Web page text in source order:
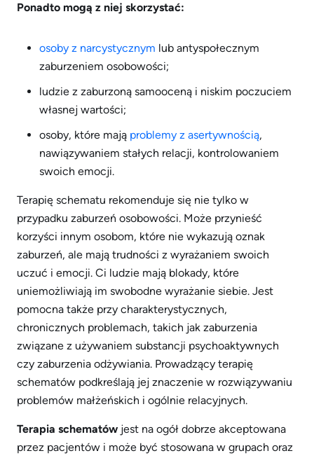
Ponadto mogą z niej skorzystać:
osoby z narcystycznym lub antyspołecznym
zaburzeniem osobowości;
ludzie z zaburzoną samooceną i niskim poczuciem
własnej wartości;
osoby, które mają problemy z asertywnością,
nawiązywaniem stałych relacji, kontrolowaniem
swoich emocji.
Terapię schematu rekomenduje się nie tylko w
przypadku zaburzeń osobowości. Może przynieść
korzyści innym osobom, które nie wykazują oznak
zaburzeń, ale mają trudności z wyrażaniem swoich
uczuć i emocji. Ci ludzie mają blokady, które
uniemożliwiają im swobodne wyrażanie siebie. Jest
pomocna także przy charakterystycznych,
chronicznych problemach, takich jak zaburzenia
związane z używaniem substancji psychoaktywnych
czy zaburzenia odżywiania. Prowadzący terapię
schematów podkreślają jej znaczenie w rozwiązywaniu
problemów małżeńskich i ogólnie relacyjnych.
Terapia schematów jest na ogół dobrze akceptowana
przez pacjentów i może być stosowana w grupach oraz